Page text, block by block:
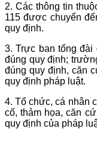
2. Các thông tin
115 được chuyển
quy định.
3. Trực ban tổng
đúng quy định;
đúng quy định, căn
quy định pháp luật.
4. Tổ chức, cá nhân
cố, thảm họa, căn
quy định của pháp